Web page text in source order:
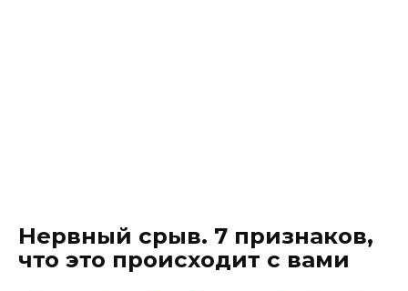
Нервный срыв. 7 признаков,
что это происходит с вами